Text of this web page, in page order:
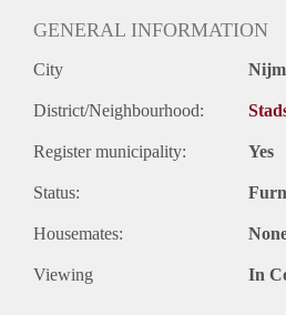
GENERAL INFORMATION
City
District/Neighbourhood:
Register municipality: Yes
Status:
Housemates:
Viewing In